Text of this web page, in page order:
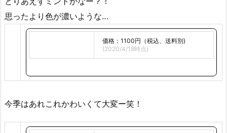
思ったより色が濃いような…
価格：1100円（税込、送料別)
(2020/4/18時点)
今季はあれこれかわいくて大変ー笑！